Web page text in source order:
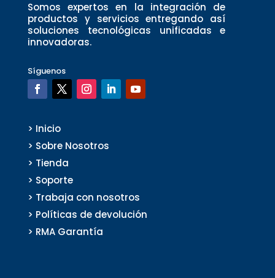
Somos expertos en la integración de
productos y servicios entregando así
soluciones tecnológicas unificadas e
innovadoras.
Síguenos
> Inicio
> Sobre Nosotros
> Tienda
> Soporte
> Trabaja con nosotros
> Políticas de devolución
> RMA Garantía